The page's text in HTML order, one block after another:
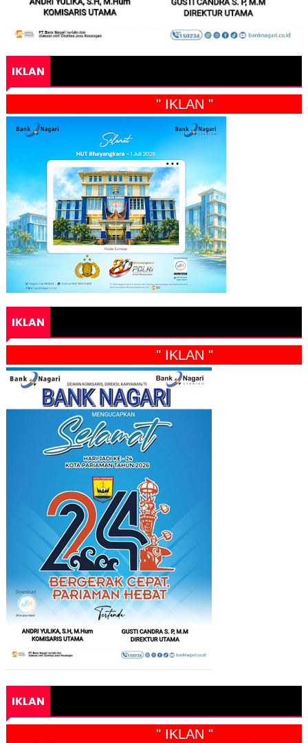
IKLAN
" IKLAN "
IKLAN
" IKLAN "
IKLAN
" IKLAN "